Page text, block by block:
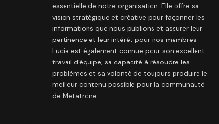
essentielle de notre organisation. Elle offre sa
vision stratégique et créative pour façonner les
informations que nous publions et assurer leur
pertinence et leur intérêt pour nos membres.
Lucie est également connue pour son excellent
travail d'équipe, sa capacité à résoudre les
problèmes et sa volonté de toujours produire le
meilleur contenu possible pour la communauté
de Metatrone.